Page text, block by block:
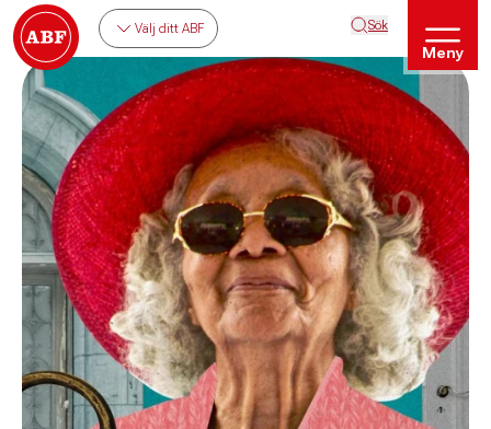
Välj ditt ABF Sök
Meny